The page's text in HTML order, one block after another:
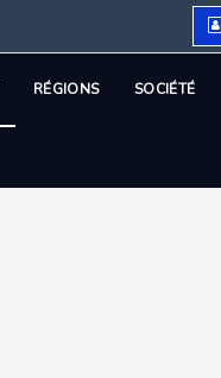
RÉGIONS SOCIÉTÉ